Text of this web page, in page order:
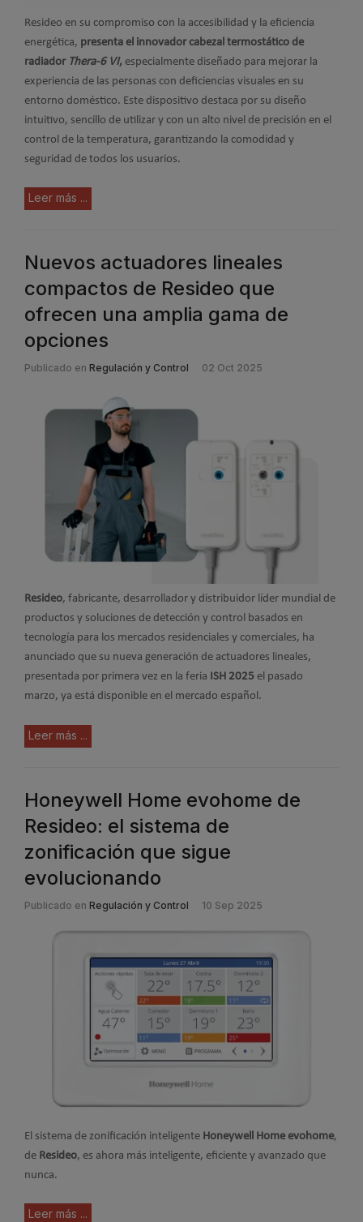
Resideo en su compromiso con la accesibilidad y la eficiencia
energética, presenta el innovador cabezal termostático de
radiador Thera-6 VI, especialmente diseñado para mejorar la
experiencia de las personas con deficiencias visuales en su
entorno doméstico. Este dispositivo destaca por su diseño
intuitivo, sencillo de utilizar y con un alto nivel de precisión en el
control de la temperatura, garantizando la comodidad y
seguridad de todos los usuarios.
Leer más ...
Nuevos actuadores lineales
compactos de Resideo que
ofrecen una amplia gama de
opciones
Publicado en Regulación y Control 02 Oct 2025
Resideo, fabricante, desarrollador y distribuidor líder mundial de
productos y soluciones de detección y control basados en
tecnología para los mercados residenciales y comerciales, ha
anunciado que su nueva generación de actuadores lineales,
presentada por primera vez en la feria ISH 2025 el pasado
marzo, ya está disponible en el mercado español.
Leer más ...
Honeywell Home evohome de
Resideo: el sistema de
zonificación que sigue
evolucionando
Publicado en Regulación y Control 10 Sep 2025
El sistema de zonificación inteligente Honeywell Home evohome,
de Resideo, es ahora más inteligente, eficiente y avanzado que
nunca.
Leer más ...